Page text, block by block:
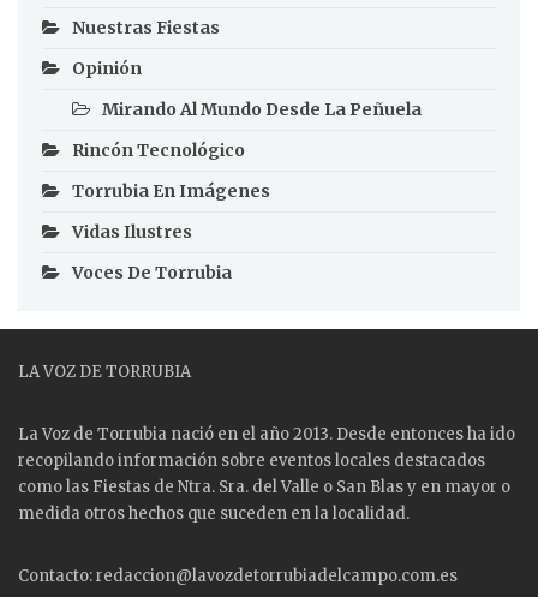
Nuestras Fiestas
Opinión
Mirando Al Mundo Desde La Peñuela
Rincón Tecnológico
Torrubia En Imágenes
Vidas Ilustres
Voces De Torrubia
LA VOZ DE TORRUBIA
La Voz de Torrubia nació en el año 2013. Desde entonces ha ido
recopilando información sobre eventos locales destacados
como las Fiestas de Ntra. Sra. del Valle o San Blas y en mayor o
medida otros hechos que suceden en la localidad.
Contacto: redaccion@lavozdetorrubiadelcampo.com.es